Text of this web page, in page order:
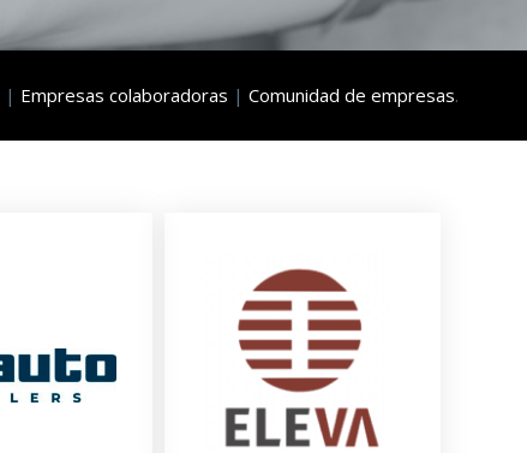
| Empresas colaboradoras | Comunidad de empresas.